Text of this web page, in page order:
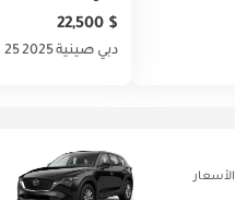
$ 22,500
دبي صينية202525 كيلومتر
احصل على معلومات مفصلة حول مازدا CX5 الأسعار